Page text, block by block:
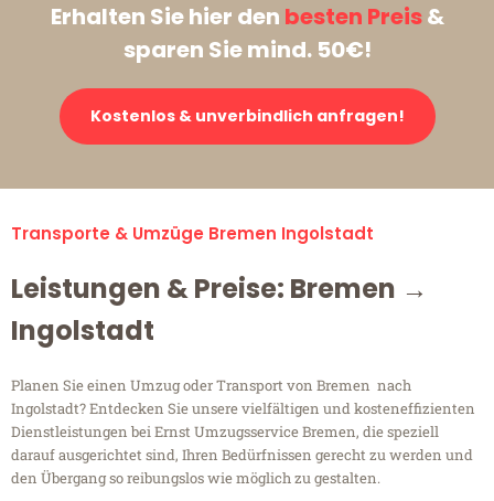
Erhalten Sie hier den besten Preis&
sparen Sie mind. 50€!
Kostenlos & unverbindlich anfragen!
Transporte & Umzüge Bremen Ingolstadt
Leistungen & Preise: Bremen →
Ingolstadt
Planen Sie einen Umzug oder Transport von Bremen nach
Ingolstadt? Entdecken Sie unsere vielfältigen und kosteneffizienten
Dienstleistungen bei Ernst Umzugsservice Bremen, die speziell
darauf ausgerichtet sind, Ihren Bedürfnissen gerecht zu werden und
den Übergang so reibungslos wie möglich zu gestalten.